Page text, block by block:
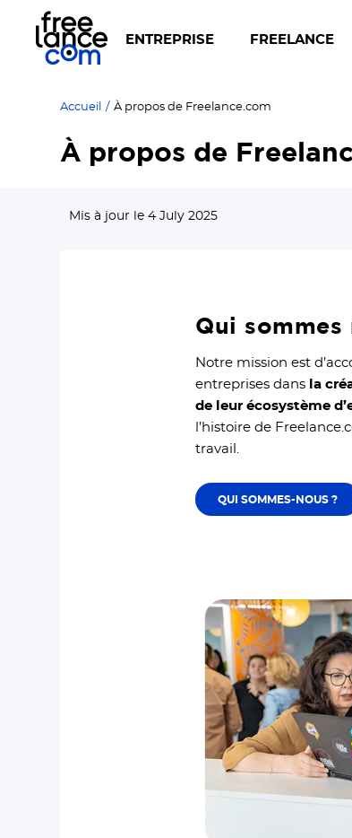
ENTREPRISE FREELANCE
Accueil / À propos de Freelance.com
À propos de
Mis à jour le 4 July 2025
Qui sommes
Notre mission est
entreprises dans la
de leur écosystème
l’histoire de
travail.
QUI SOMMES-NOUS ?